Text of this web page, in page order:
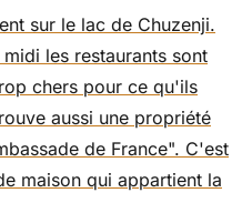
sur le lac de Chuzenji.
les restaurants sont
chers pour ce qu'ils
aussi une propriété
de France". C'est
maison qui appartient la